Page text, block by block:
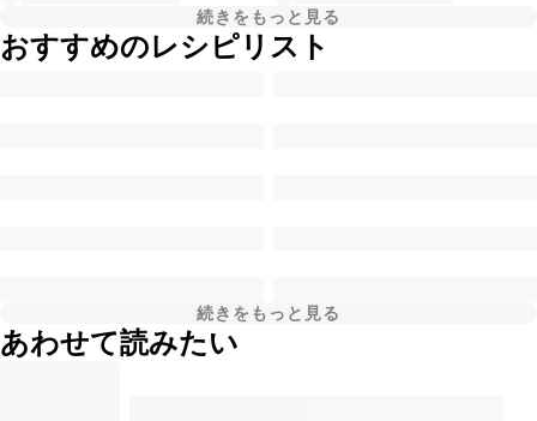
続きをもっと見る
おすすめのレシピリスト
続きをもっと見る
あわせて読みたい